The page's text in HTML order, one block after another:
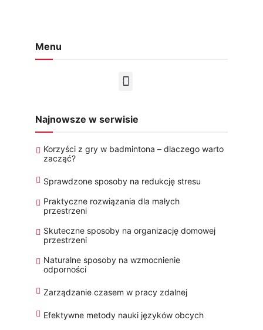
Menu
Najnowsze w serwisie
Korzyści z gry w badmintona – dlaczego warto
zacząć?
Sprawdzone sposoby na redukcję stresu
Praktyczne rozwiązania dla małych
przestrzeni
Skuteczne sposoby na organizację domowej
przestrzeni
Naturalne sposoby na wzmocnienie
odporności
Zarządzanie czasem w pracy zdalnej
Efektywne metody nauki języków obcych